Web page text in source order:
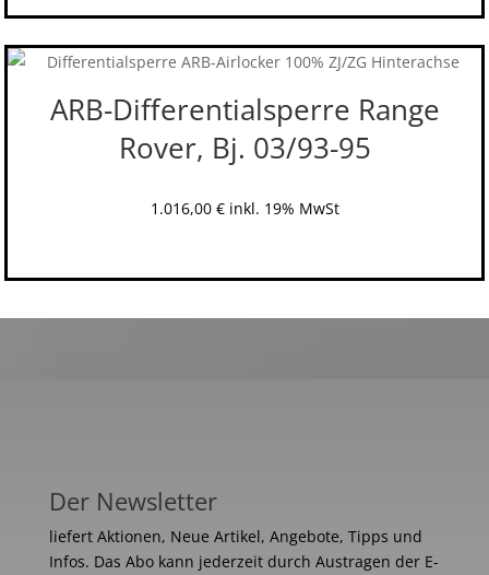
ARB-Differentialsperre Range
Rover, Bj. 03/93-95
1.016,00 € inkl. 19% MwSt
Der Newsletter
liefert Aktionen, Neue Artikel, Angebote, Tipps und
Infos. Das Abo kann jederzeit durch Austragen der E-